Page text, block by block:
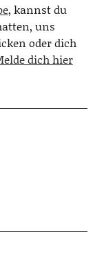
, kannst du
uns
oder dich
dich hier